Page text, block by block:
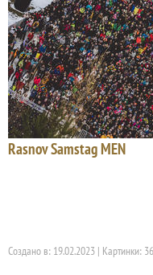
Rasnov Samstag MEN
Создано в: 19.02.2023 | Картинки: